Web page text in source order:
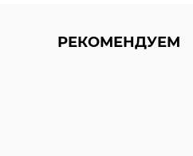
РЕКОМЕНДУЕМ